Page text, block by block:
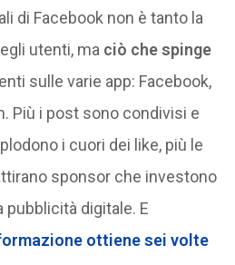
di Facebook non è tanto la
utenti, ma ciò che spinge
sulle varie app: Facebook,
Più i post sono condivisi e
i cuori dei like, più le
sponsor che investono
digitale. E
ottiene sei volte